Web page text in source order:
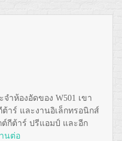
ำห้องอัดของ W501 เขา
าร์ และงานอิเล็กทรอนิกส์
กีต้าร์ ปรีแอมป์ และอีก
นต่อ